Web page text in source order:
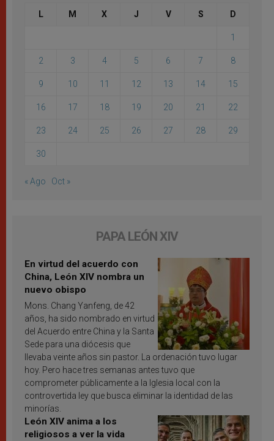
L M X J V S D
1
2 3 4 5 6 7 8
9 10 11 12 13 14 15
16 17 18 19 20 21 22
23 24 25 26 27 28 29
30
« Ago Oct »
PAPA LEÓN XIV
En virtud del acuerdo con
China, León XIV nombra un
nuevo obispo
Mons. Chang Yanfeng, de 42
años, ha sido nombrado en virtud
del Acuerdo entre China y la Santa
Sede para una diócesis que
llevaba veinte años sin pastor. La ordenación tuvo lugar
hoy. Pero hace tres semanas antes tuvo que
comprometer públicamente a la Iglesia local con la
controvertida ley que busca eliminar la identidad de las
minorías.
León XIV anima a los
religiosos a ver la vida